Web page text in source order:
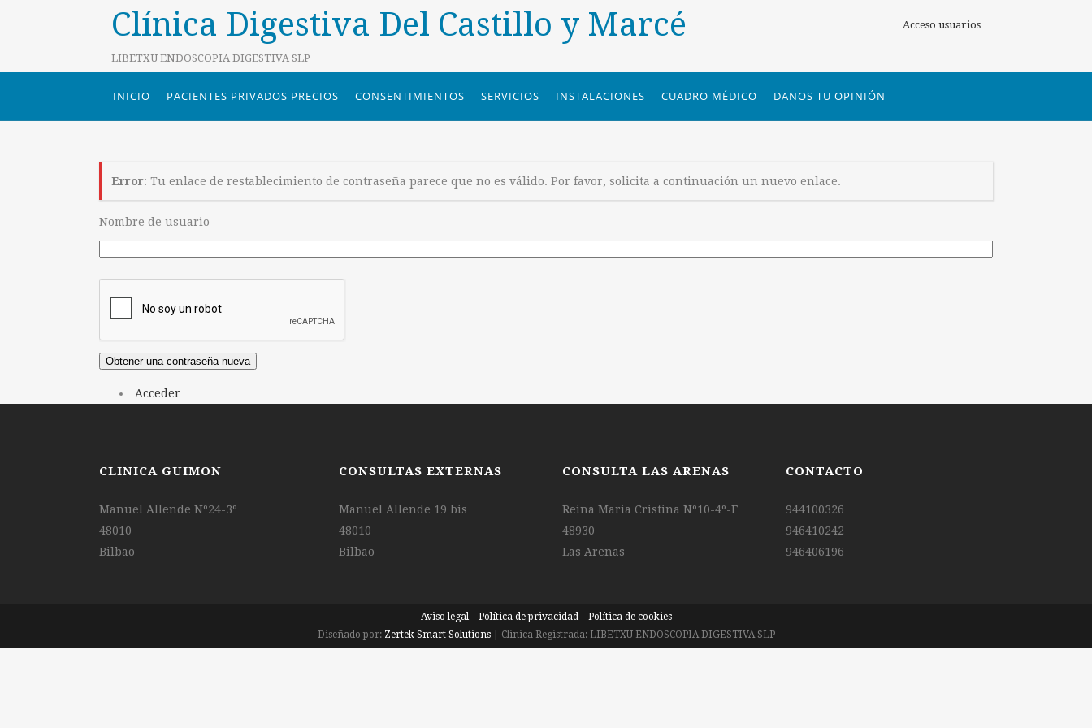
Clínica Digestiva Del Castillo y Marcé
LIBETXU ENDOSCOPIA DIGESTIVA SLP
Acceso usuarios
INICIO PACIENTES PRIVADOS PRECIOS CONSENTIMIENTOS SERVICIOS INSTALACIONES CUADRO MÉDICO DANOS TU OPINIÓN
Error: Tu enlace de restablecimiento de contraseña parece que no es válido. Por favor, solicita a continuación un nuevo enlace.
Nombre de usuario
Obtener una contraseña nueva
Acceder
CLINICA GUIMON
Manuel Allende Nº24-3º
48010
Bilbao
CONSULTAS EXTERNAS
Manuel Allende 19 bis
48010
Bilbao
CONSULTA LAS ARENAS
Reina Maria Cristina Nº10-4º-F
48930
Las Arenas
CONTACTO
944100326
946410242
946406196
Aviso legal– Política de privacidad– Política de cookies
Diseñado por: Zertek Smart Solutions| Clinica Registrada: LIBETXU ENDOSCOPIA DIGESTIVA SLP